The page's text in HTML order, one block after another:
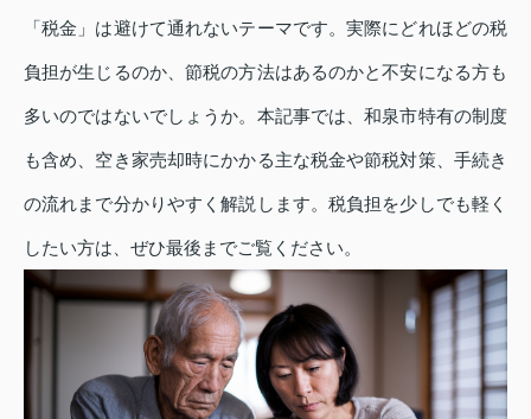
「税金」は避けて通れないテーマです。実際にどれほどの税
負担が生じるのか、節税の方法はあるのかと不安になる方も
多いのではないでしょうか。本記事では、和泉市特有の制度
も含め、空き家売却時にかかる主な税金や節税対策、手続き
の流れまで分かりやすく解説します。税負担を少しでも軽く
したい方は、ぜひ最後までご覧ください。